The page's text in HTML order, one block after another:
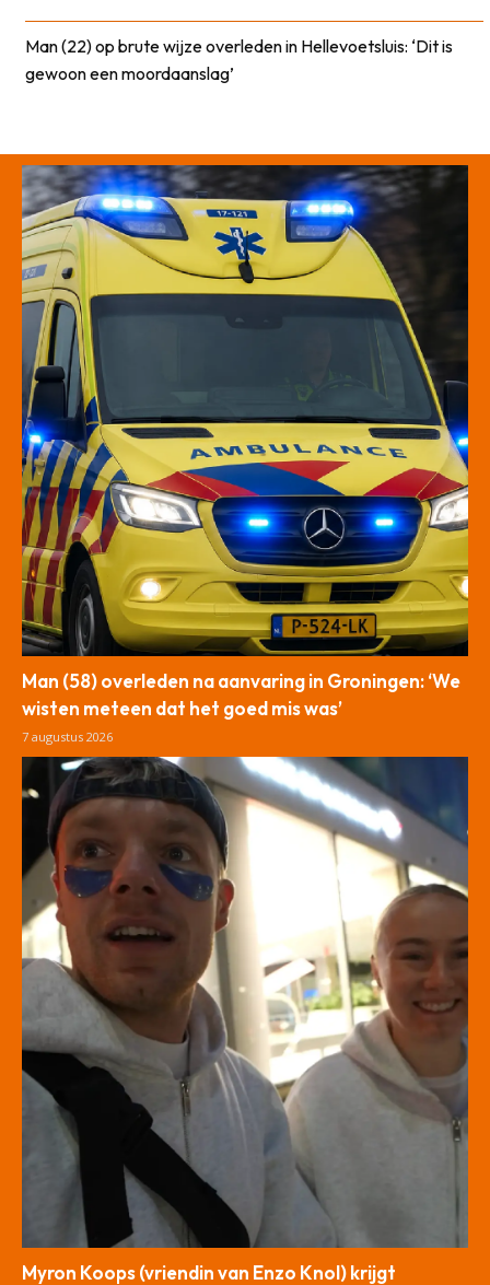
Man (22) op brute wijze overleden in Hellevoetsluis: ‘Dit is
gewoon een moordaanslag’
Man (58) overleden na aanvaring in Groningen: ‘We
wisten meteen dat het goed mis was’
7 augustus 2026
Myron Koops (vriendin van Enzo Knol) krijgt